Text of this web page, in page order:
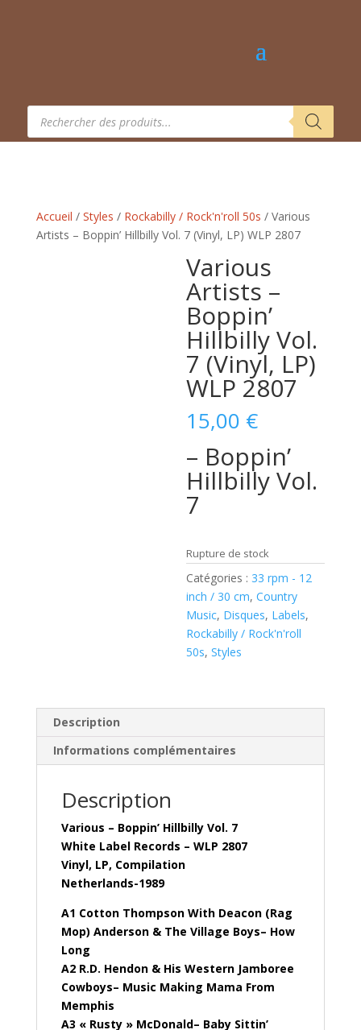
Recherche
produits
Accueil / Styles / Rockabilly / Rock'n'roll 50s / Various
Artists – Boppin’ Hillbilly Vol. 7 (Vinyl, LP) WLP 2807
Various
Artists –
Boppin’
Hillbilly Vol.
7 (Vinyl, LP)
WLP 2807
15,00 €
– Boppin’
Hillbilly Vol.
7
Rupture de stock
Catégories : 33 rpm - 12
inch / 30 cm,Country
Music, Disques, Labels,
Rockabilly / Rock'n'roll
50s,Styles
Description
Informations complémentaires
Description
Various – Boppin’ Hillbilly Vol. 7
White Label Records – WLP 2807
Vinyl, LP, Compilation
Netherlands-1989
A1 Cotton Thompson With Deacon (Rag
Mop) Anderson & The Village Boys– How
Long
A2 R.D. Hendon & His Western Jamboree
Cowboys– Music Making Mama From
Memphis
A3 « Rusty » McDonald– Baby Sittin’